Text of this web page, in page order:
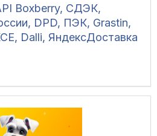
Boxberry, СДЭК,
DPD, ПЭК, Grastin,
Dalli, ЯндексДоставка